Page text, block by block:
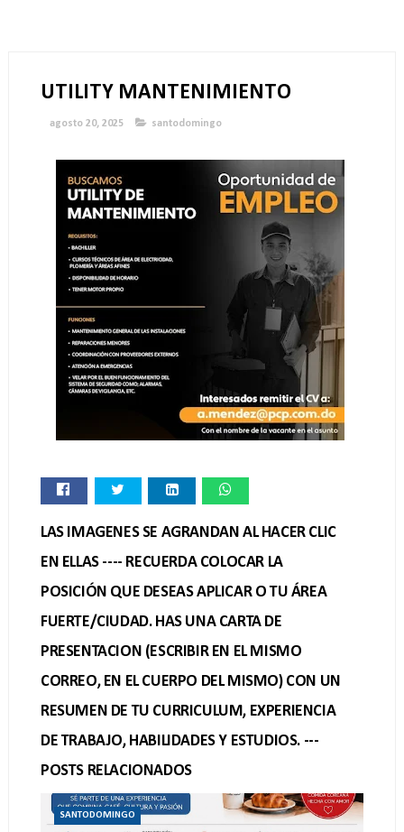
UTILITY MANTENIMIENTO
agosto 20, 2025 santodomingo
LAS IMAGENES SE AGRANDAN AL HACER CLIC
EN ELLAS ---- RECUERDA COLOCAR LA
POSICIÓN QUE DESEAS APLICAR O TU ÁREA
FUERTE/CIUDAD. HAS UNA CARTA DE
PRESENTACION (ESCRIBIR EN EL MISMO
CORREO, EN EL CUERPO DEL MISMO) CON UN
RESUMEN DE TU CURRICULUM, EXPERIENCIA
DE TRABAJO, HABILIDADES Y ESTUDIOS. ---
POSTS RELACIONADOS
SANTODOMINGO